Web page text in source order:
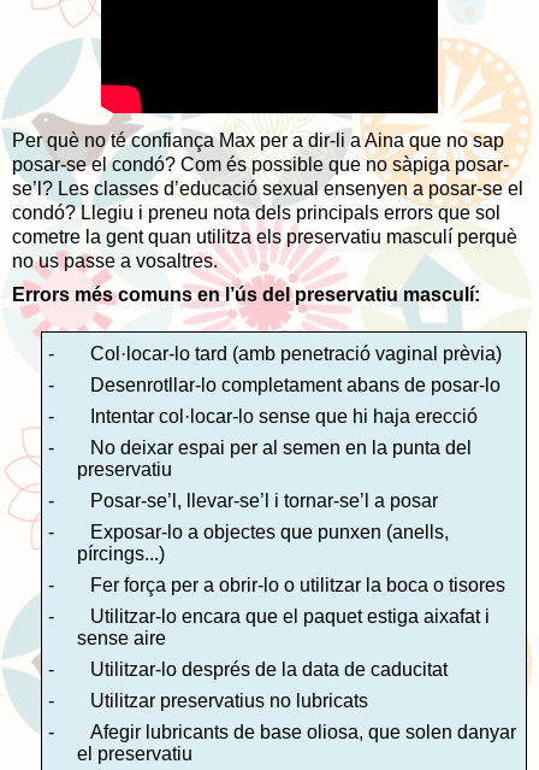
Per què no té confiança Max per a dir-li a Aina que no sap
posar-se el condó? Com és possible que no sàpiga posar-
se’l? Les classes d’educació sexual ensenyen a posar-se el
condó? Llegiu i preneu nota dels principals errors que sol
cometre la gent quan utilitza els preservatiu masculí perquè
no us passe a vosaltres.
Errors més comuns en l’ús del preservatiu masculí:
-
Col·locar-lo tard (amb penetració vaginal prèvia)
-
Desenrotllar-lo completament abans de posar-lo
-
Intentar col·locar-lo sense que hi haja erecció
-
No deixar espai per al semen en la punta del
preservatiu
-
Posar-se’l, llevar-se’l i tornar-se’l a posar
-
Exposar-lo a objectes que punxen (anells,
pírcings...)
-
Fer força per a obrir-lo o utilitzar la boca o tisores
-
Utilitzar-lo encara que el paquet estiga aixafat i
sense aire
-
Utilitzar-lo després de la data de caducitat
-
Utilitzar preservatius no lubricats
-
Afegir lubricants de base oliosa, que solen danyar
el preservatiu